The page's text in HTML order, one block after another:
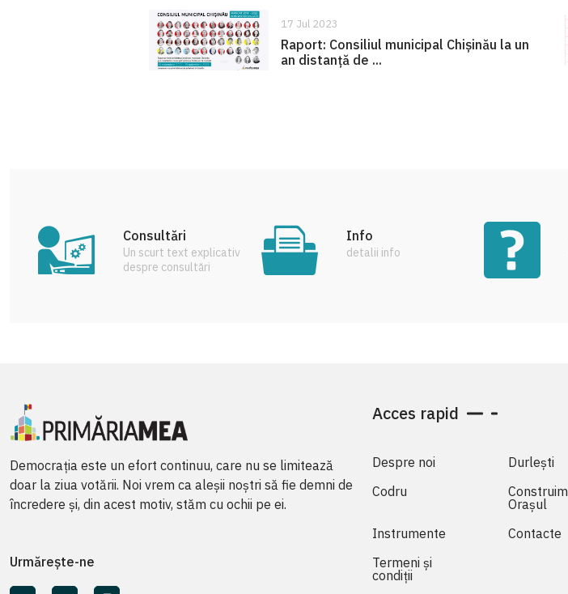
17 Jul 2023
Raport: Consiliul municipal Chișinău la un
an distanță de ...
Consultări
Un scurt text explicativ
despre consultări
Info
detalii info
Democrația este un efort continuu, care nu se limitează
doar la ziua votării. Noi vrem ca aleșii noștri să fie demni de
încredere și, din acest motiv, stăm cu ochii pe ei.
Urmărește-ne
Acces rapid
Despre noi
Durlești
Codru
Construim
Orașul
Instrumente
Contacte
Termeni și
condiții